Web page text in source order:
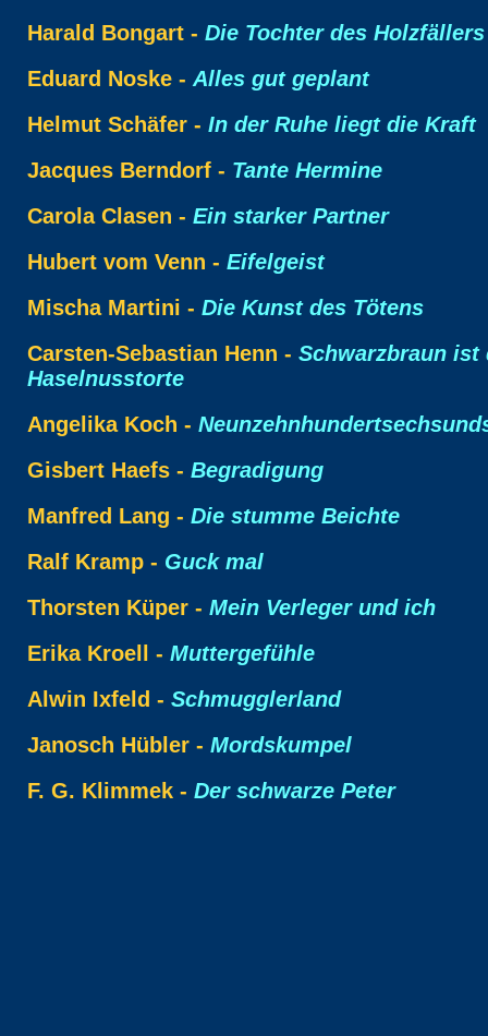
Harald Bongart - Die Tochter des Holzfällers
Eduard Noske - Alles gut geplant
Helmut Schäfer - In der Ruhe liegt die Kraft
Jacques Berndorf - Tante Hermine
Carola Clasen - Ein starker Partner
Hubert vom Venn - Eifelgeist
Mischa Martini - Die Kunst des Tötens
Carsten-Sebastian Henn - Schwarzbraun ist
Haselnusstorte
Angelika Koch -
Gisbert Haefs - Begradigung
Manfred Lang - Die stumme Beichte
Ralf Kramp - Guck mal
Thorsten Küper - Mein Verleger und ich
Erika Kroell - Muttergefühle
Alwin Ixfeld - Schmugglerland
Janosch Hübler - Mordskumpel
F. G. Klimmek - Der schwarze Peter